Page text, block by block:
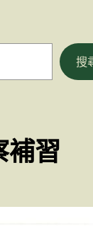
搜
補習